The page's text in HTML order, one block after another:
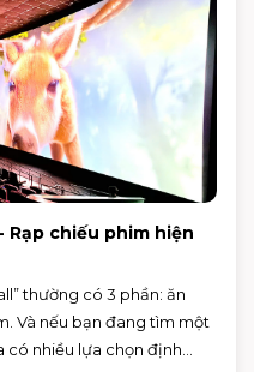
Rạp chiếu phim hiện
thường có 3 phần: ăn
Và nếu bạn đang tìm một
có nhiều lựa chọn định